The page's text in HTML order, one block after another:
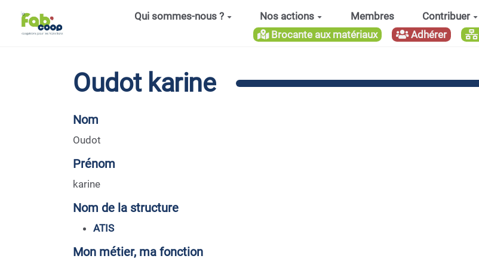
Aller au contenu principal Qui sommes-nous ? Nos actions Membres Contribuer
Brocante aux matériaux
Adhérer
Oudot karine
Nom
Oudot
Prénom
karine
Nom de la structure
ATIS
Mon métier, ma fonction